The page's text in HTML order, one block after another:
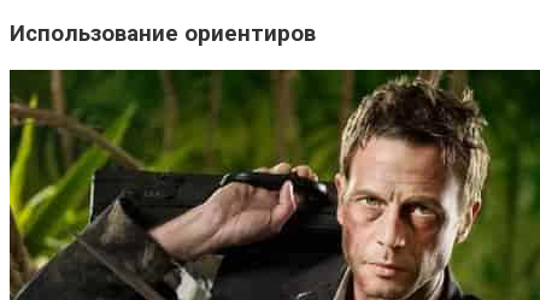
Использование ориентиров